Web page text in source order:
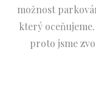
možnost
který
proto jsme